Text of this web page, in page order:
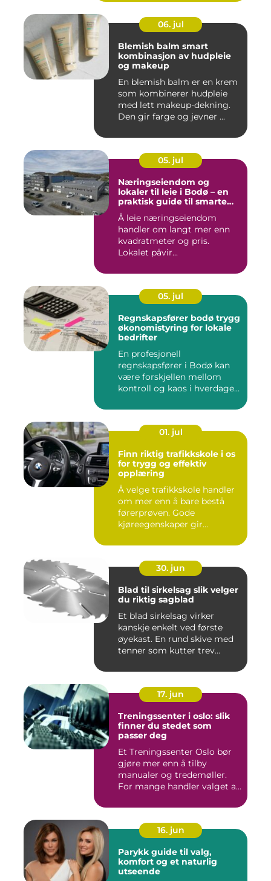
06. jul
Blemish balm smart
kombinasjon av hudpleie
og makeup
En blemish balm er en krem
som kombinerer hudpleie
med lett makeup-dekning.
Den gir farge og jevner ...
05. jul
Næringseiendom og
lokaler til leie i Bodø – en
praktisk guide til smarte
valg
Å leie næringseiendom
handler om langt mer enn
kvadratmeter og pris.
Lokalet påvir...
05. jul
Regnskapsfører bodø trygg
økonomistyring for lokale
bedrifter
En profesjonell
regnskapsfører i Bodø kan
være forskjellen mellom
kontroll og kaos i hverdagen.
01. jul
Finn riktig trafikkskole i os
for trygg og effektiv
opplæring
Å velge trafikkskole handler
om mer enn å bare bestå
førerprøven. Gode
kjøreegenskaper gir
30. jun
Blad til sirkelsag slik velger
du riktig sagblad
Et blad sirkelsag virker
kanskje enkelt ved første
øyekast. En rund skive med
tenner som kutter trev...
17. jun
Treningssenter i oslo: slik
finner du stedet som
passer deg
Et Treningssenter Oslo bør
gjøre mer enn å tilby
manualer og tredemøller.
For mange handler valget a...
16. jun
Parykk guide til valg,
komfort og et naturlig
utseende